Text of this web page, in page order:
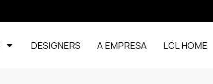
DESIGNERS A EMPRESA LCL HOME